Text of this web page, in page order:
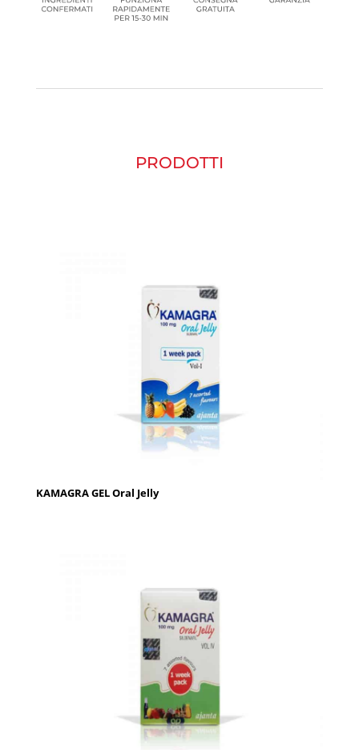
PRODOTTI
KAMAGRA GEL Oral Jelly